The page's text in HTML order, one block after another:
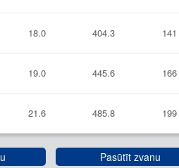
18.0 404.3 141
19.0 445.6 166
21.6 485.8 199
Pasūtīt zvanu